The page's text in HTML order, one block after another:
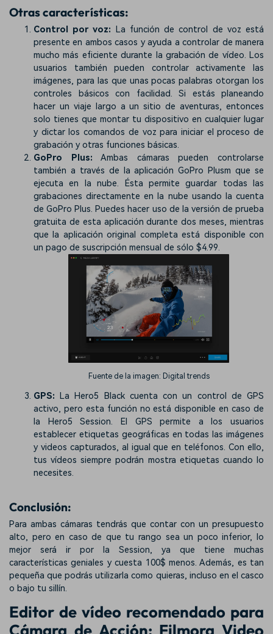
Otras características:
Control por voz: La función de control de voz está
presente en ambos casos y ayuda a controlar de manera
mucho más eficiente durante la grabación de vídeo. Los
usuarios también pueden controlar activamente las
imágenes, para las que unas pocas palabras otorgan los
controles básicos con facilidad. Si estás planeando
hacer un viaje largo a un sitio de aventuras, entonces
solo tienes que montar tu dispositivo en cualquier lugar
y dictar los comandos de voz para iniciar el proceso de
grabación y otras funciones básicas.
GoPro Plus: Ambas cámaras pueden controlarse
también a través de la aplicación GoPro Plusm que se
ejecuta en la nube. Ésta permite guardar todas las
grabaciones directamente en la nube usando la cuenta
de GoPro Plus. Puedes hacer uso de la versión de prueba
gratuita de esta aplicación durante dos meses, mientras
que la aplicación original completa está disponible con
un pago de suscripción mensual de sólo $4.99.
Fuente de la imagen: Digital trends
GPS:
La Hero5 Black cuenta con un control de GPS
activo, pero esta función no está disponible en caso de
la Hero5 Session. El GPS permite a los usuarios
establecer etiquetas geográficas en todas las imágenes
y videos capturados, al igual que en teléfonos. Con ello,
tus vídeos siempre podrán mostra etiquetas cuando lo
necesites.
Conclusión:
Para ambas cámaras tendrás que contar con un presupuesto
alto, pero en caso de que tu rango sea un poco inferior, lo
mejor será ir por la Session, ya que tiene muchas
características geniales y cuesta 100$ menos. Además, es tan
pequeña que podrás utilizarla como quieras, incluso en el casco
o bajo tu sillín.
Editor de vídeo recomendado para
Cámara de Acción: Filmora Video